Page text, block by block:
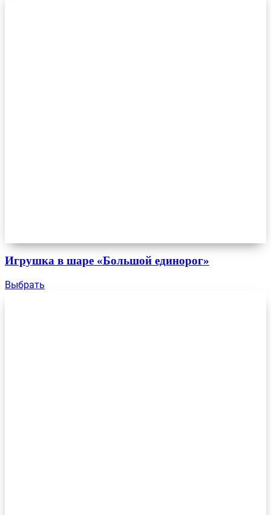
Игрушка в шаре «Большой единорог»
Выбрать